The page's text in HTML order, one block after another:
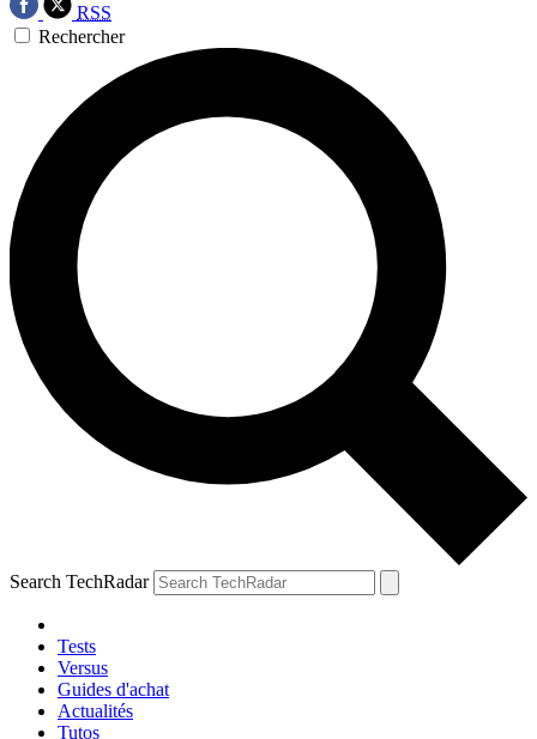
RSS
Rechercher
Search TechRadar
Tests
Versus
Guides d'achat
Actualités
Tutos